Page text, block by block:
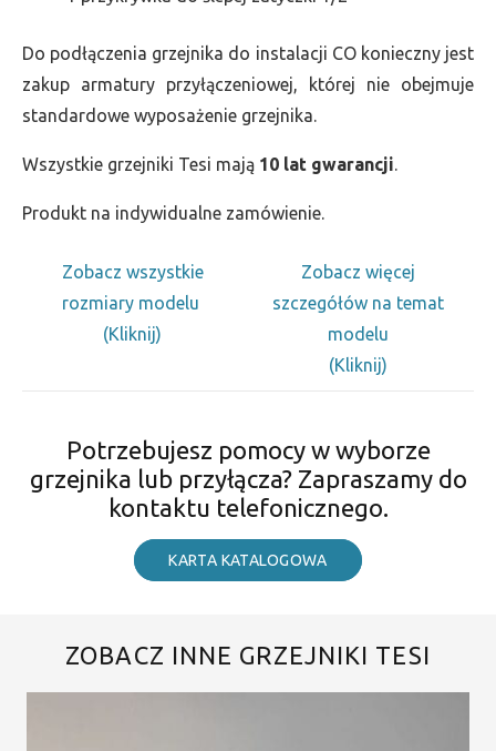
Do podłączenia grzejnika do instalacji CO konieczny jest
zakup armatury przyłączeniowej, której nie obejmuje
standardowe wyposażenie grzejnika.
Wszystkie grzejniki Tesi mają 10 lat gwarancji.
Produkt na indywidualne zamówienie.
Zobacz wszystkie
rozmiary modelu
(Kliknij)
Zobacz więcej
szczegółów na temat
modelu
(Kliknij)
Potrzebujesz pomocy w wyborze
grzejnika lub przyłącza? Zapraszamy do
kontaktu telefonicznego.
KARTA KATALOGOWA
ZOBACZ INNE GRZEJNIKI TESI